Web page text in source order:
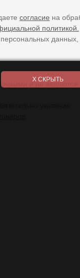
согласие на
политикой.
персональных
и не являются
указание